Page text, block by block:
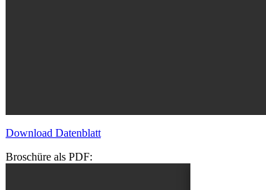
Download Datenblatt
Broschüre als PDF: